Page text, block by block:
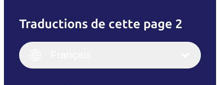
Traductions de cette page 2
Italiano